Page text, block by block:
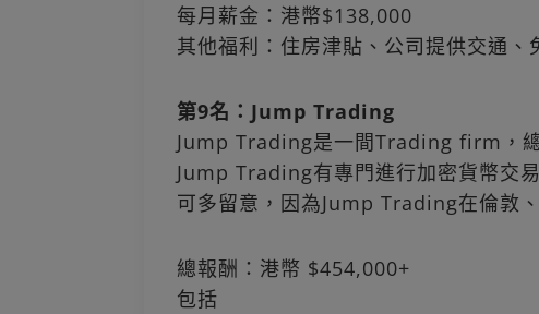
每月薪金：港幣$138,000
其他福利：住房津貼、公司提供交通、
第9名：Jump Trading
Jump Trading是一間Trading firm，
Jump Trading有專門進行加密貨幣交
可多留意，因為Jump Trading在倫敦
總報酬：港幣 $454,000+
包括